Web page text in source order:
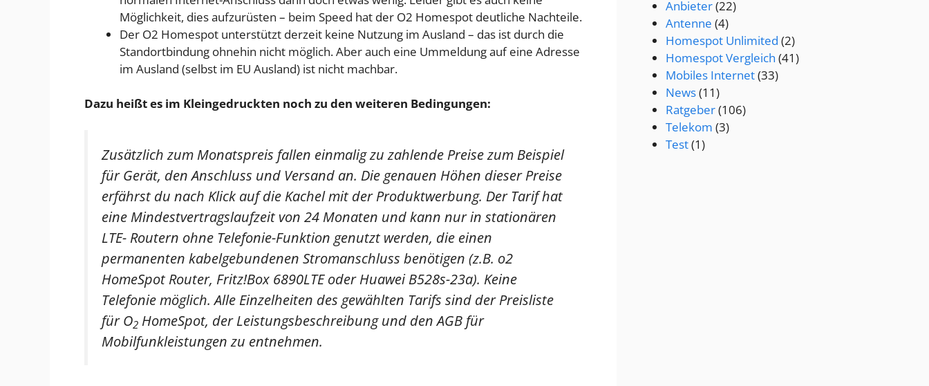
Möglichkeit, dies aufzurüsten – beim Speed hat der O2 Homespot deutliche Nachteile.
Der O2 Homespot unterstützt derzeit keine Nutzung im Ausland – das ist durch die
Standortbindung ohnehin nicht möglich. Aber auch eine Ummeldung auf eine Adresse
im Ausland (selbst im EU Ausland) ist nicht machbar.
Dazu heißt es im Kleingedruckten noch zu den weiteren Bedingungen:
Zusätzlich zum Monatspreis fallen einmalig zu zahlende Preise zum Beispiel
für Gerät, den Anschluss und Versand an. Die genauen Höhen dieser Preise
erfährst du nach Klick auf die Kachel mit der Produktwerbung. Der Tarif hat
eine Mindestvertragslaufzeit von 24 Monaten und kann nur in stationären
LTE- Routern ohne Telefonie-Funktion genutzt werden, die einen
permanenten kabelgebundenen Stromanschluss benötigen (z.B. o2
HomeSpot Router, Fritz!Box 6890LTE oder Huawei B528s-23a). Keine
Telefonie möglich. Alle Einzelheiten des gewählten Tarifs sind der Preisliste
für O2 HomeSpot, der Leistungsbeschreibung und den AGB für
Mobilfunkleistungen zu entnehmen.
Anbieter(22)
Antenne (4)
Homespot Unlimited (2)
Homespot Vergleich (41)
Mobiles Internet(33)
News(11)
Ratgeber(106)
Telekom (3)
Test(1)